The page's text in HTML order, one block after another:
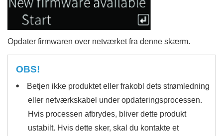
Opdater firmwaren over netværket fra denne skærm.
OBS!
Betjen ikke produktet eller frakobl dets strømledning
eller netværkskabel under opdateringsprocessen.
Hvis processen afbrydes, bliver dette produkt
ustabilt. Hvis dette sker, skal du kontakte et